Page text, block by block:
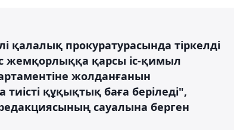
қалалық прокуратурасында тіркелді
жемқорлыққа қарсы іс-қимыл
жолданғанын
құқықтық баға беріледі",
сауалына берген